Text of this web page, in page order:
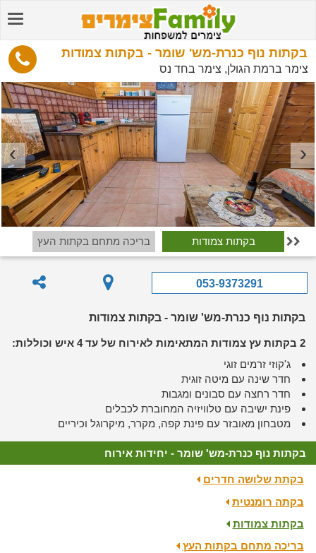
בקתות נוף כנרת-מש' שומר - בקתות צמודות
צימר ברמת הגולן, צימר בחד נס
בקתות צמודות בריכה מתחם בקתות העץ 
053-9373291
בקתות נוף כנרת-מש' שומר - בקתות צמודות
2 בקתות עץ צמודות המתאימות לאירוח של עד 4 איש וכוללות:
ג'קוזי זרמים זוגי
חדר שינה עם מיטה זוגית
חדר רחצה עם סבונים ומגבות
פינת ישיבה עם טלוויזיה המחוברת לכבלים
מטבחון מאובזר עם פינת קפה, מקרר, מיקרוגל וכיריים
בקתות נוף כנרת-מש' שומר - יחידות אירוח
בקתת שלושה חדרים
בקתה רומנטית
בקתות צמודות
בריכה מתחם בקתות העץ